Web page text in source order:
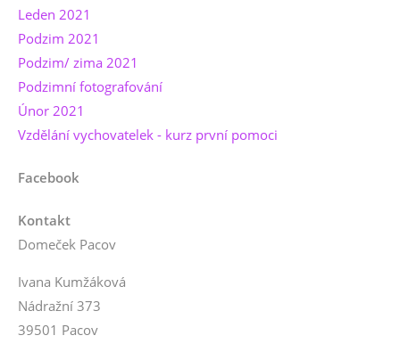
Leden 2021
Podzim 2021
Podzim/ zima 2021
Podzimní fotografování
Únor 2021
Vzdělání vychovatelek - kurz první pomoci
Facebook
Kontakt
Domeček Pacov
Ivana Kumžáková
Nádražní 373
39501 Pacov